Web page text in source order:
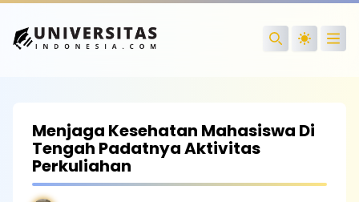
Search
Menjaga Kesehatan Mahasiswa Di
Tengah Padatnya Aktivitas
Perkuliahan